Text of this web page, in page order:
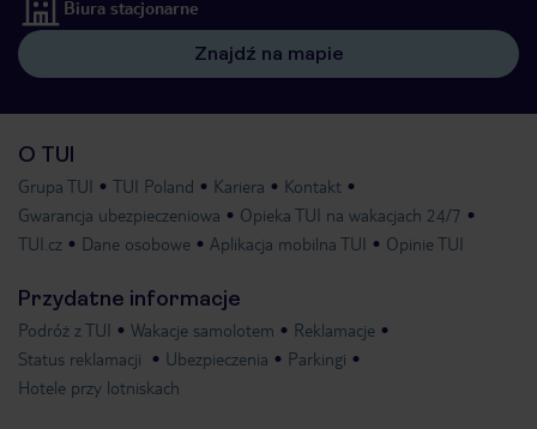
Biura stacjonarne
Znajdź na mapie
O TUI
Grupa TUI TUI Poland Kariera
Kontakt
Gwarancja ubezpieczeniowa
Opieka TUI na wakacjach 24/7
TUI.cz
Dane osobowe Aplikacja mobilna TUI Opinie TUI
Przydatne informacje
Podróż z TUI Wakacje samolotem
Reklamacje
Status reklamacji
Ubezpieczenia
Parkingi
Hotele przy lotniskach